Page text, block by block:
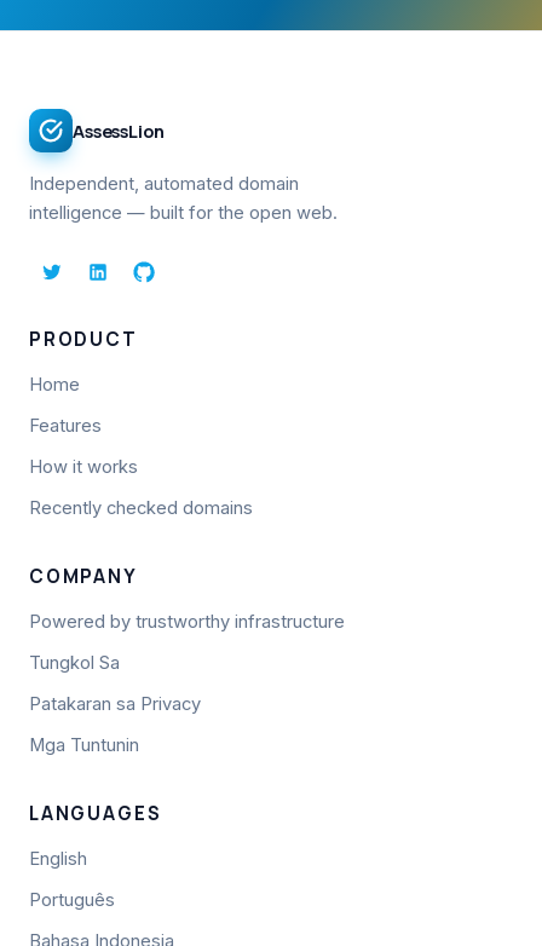
AssessLion
Independent, automated domain
intelligence — built for the open web.
PRODUCT
Home
Features
How it works
Recently checked domains
COMPANY
Powered by trustworthy infrastructure
Tungkol Sa
Patakaran sa Privacy
Mga Tuntunin
LANGUAGES
English
Português
Bahasa Indonesia